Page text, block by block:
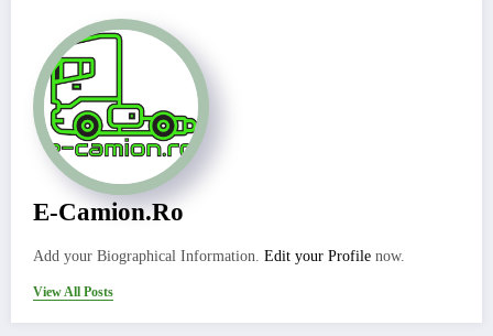
E-Camion.ro
Add your Biographical Information. Edit your Profile now.
View All Posts